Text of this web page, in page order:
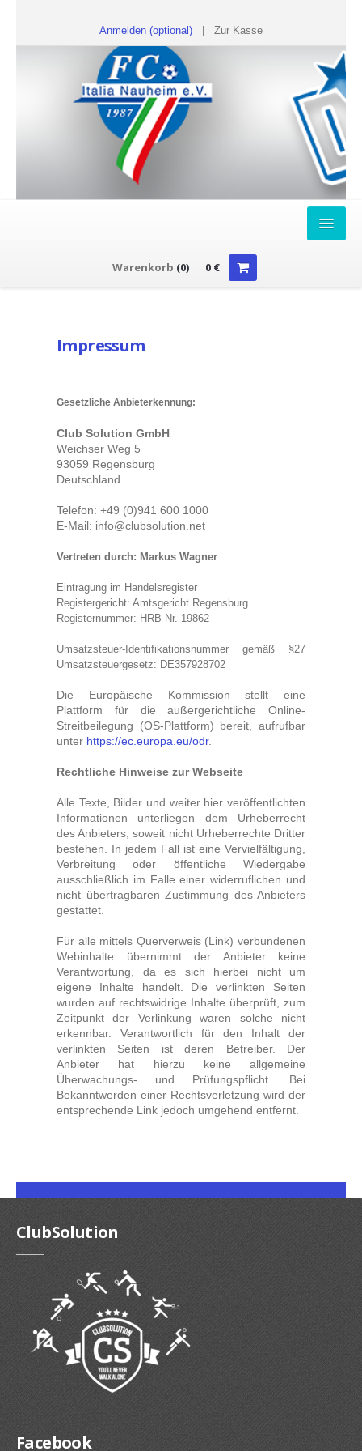
Anmelden (optional) Zur Kasse
FANSHOP
Gläser & Tassen & Krüge
Kochen & Grillen
Aufkleber & Handys & Mousepads
Polo`s & Hemden
Alles fürs Bad
Leinwände und Kissen
Alles für die Kids
Long Sleeve & Tank Top
Gutscheine
GOODING
KONFIGURATOR
Warenkorb (0) 0€
Impressum
Gesetzliche Anbieterkennung:
Club Solution GmbH
Weichser Weg 5
93059 Regensburg
Deutschland
Telefon: +49 (0)941 600 1000
E-Mail: info@clubsolution.net
Vertreten durch: Markus Wagner
Eintragung im Handelsregister
Registergericht: Amtsgericht Regensburg
Registernummer: HRB-Nr. 19862
Umsatzsteuer-Identifikationsnummer gemäß §27
Umsatzsteuergesetz: DE357928702
Die Europäische Kommission stellt eine
Plattform für die außergerichtliche Online-
Streitbeilegung (OS-Plattform) bereit, aufrufbar
unter https://ec.europa.eu/odr.
Rechtliche Hinweise zur Webseite
Alle Texte, Bilder und weiter hier veröffentlichten
Informationen unterliegen dem Urheberrecht
des Anbieters, soweit nicht Urheberrechte Dritter
bestehen. In jedem Fall ist eine Vervielfältigung,
Verbreitung oder öffentliche Wiedergabe
ausschließlich im Falle einer widerruflichen und
nicht übertragbaren Zustimmung des Anbieters
gestattet.
Für alle mittels Querverweis (Link) verbundenen
Webinhalte übernimmt der Anbieter keine
Verantwortung, da es sich hierbei nicht um
eigene Inhalte handelt. Die verlinkten Seiten
wurden auf rechtswidrige Inhalte überprüft, zum
Zeitpunkt der Verlinkung waren solche nicht
erkennbar. Verantwortlich für den Inhalt der
verlinkten Seiten ist deren Betreiber. Der
Anbieter hat hierzu keine allgemeine
Überwachungs- und Prüfungspflicht. Bei
Bekanntwerden einer Rechtsverletzung wird der
entsprechende Link jedoch umgehend entfernt.
ClubSolution
Facebook